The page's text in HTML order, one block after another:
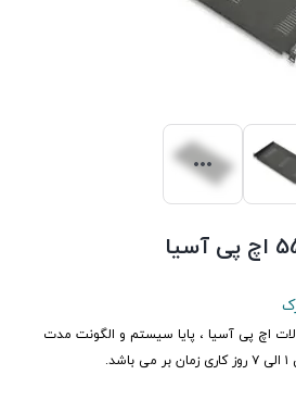
اچ پی آسیا ، پایا سیستم و الگونت مدت